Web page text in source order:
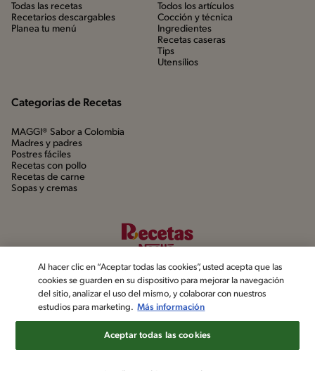
Todas las recetas
Recetarios descargables
Planea tu menú
Todos los artículos
Cocción y técnica
Ingredientes
Recetas caseras
Tips
Utensílios
Categorias de Recetas
MAGGI® Sabor a Colombia
Madres y padres
Postres fáciles
Recetas con pollo
Recetas de carne
Sopas y cremas
©2022, Nestlé. Marcas registradas por Société dels Produits Nestlé,
Al hacer clic en “Aceptar todas las cookies”, usted acepta que las
cookies se guarden en su dispositivo para mejorar la navegación
del sitio, analizar el uso del mismo, y colaborar con nuestros
estudios para marketing. Más información
Aceptar todas las cookies